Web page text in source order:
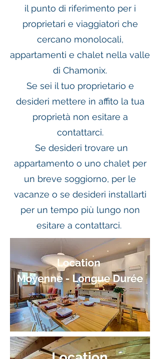
il punto di riferimento per i
proprietari e viaggiatori che
cercano monolocali,
appartamenti e chalet nella valle
di Chamonix.
Se sei il tuo proprietario e
desideri mettere in affito la tua
proprietà non esitare a
contattarci.
Se desideri trovare un
appartamento o uno chalet per
un breve soggiorno, per le
vacanze o se desideri installarti
per un tempo più lungo non
esitare a contattarci.